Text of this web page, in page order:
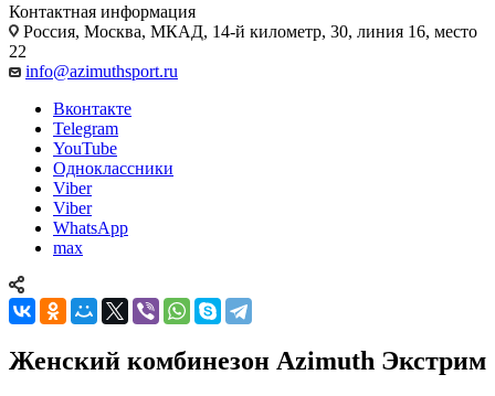
Контактная информация
Россия, Москва, МКАД, 14-й километр, 30, линия 16, место
22
info@azimuthsport.ru
Вконтакте
Telegram
YouTube
Одноклассники
Viber
Viber
WhatsApp
max
Женский комбинезон Azimuth Экстрим